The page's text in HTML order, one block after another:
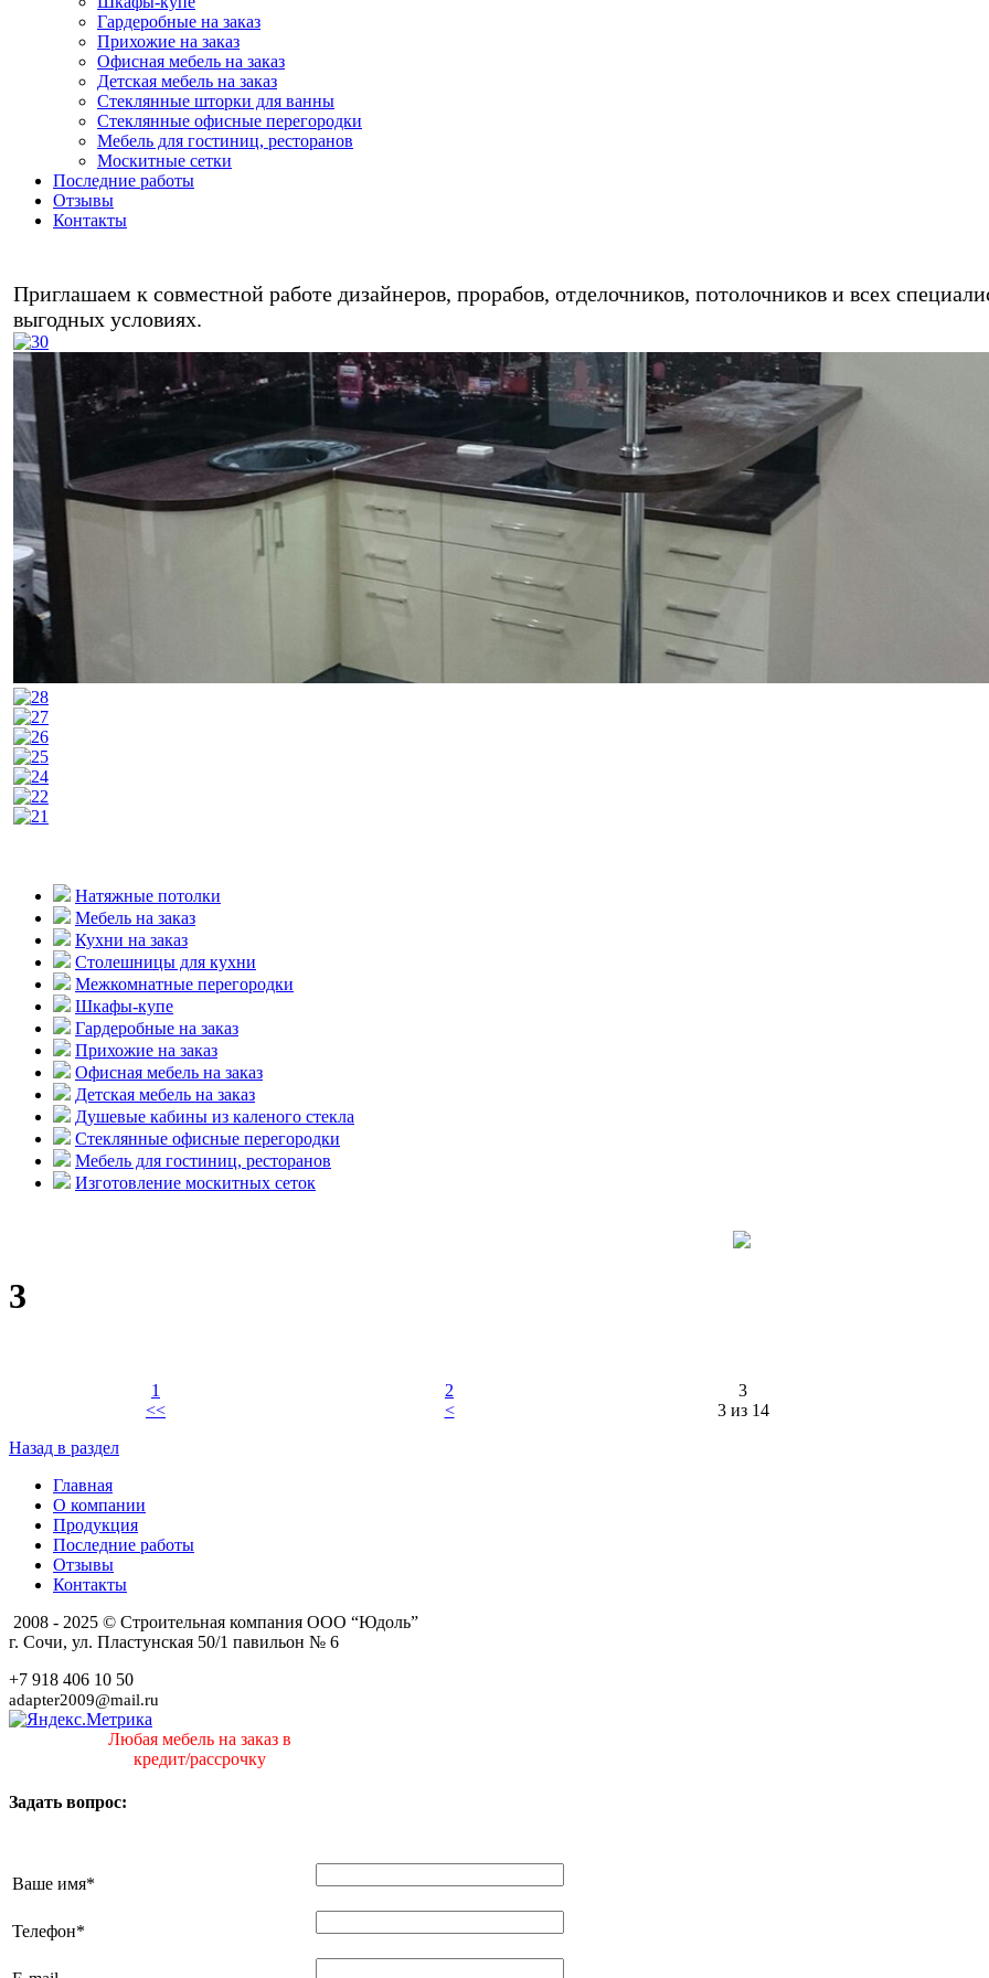
Гардеробные на заказ
Прихожие на заказ
Офисная мебель на заказ
Детская мебель на заказ
Стеклянные шторки для ванны
Стеклянные офисные перегородки
Мебель для гостиниц, ресторанов
Москитные сетки
Последние работы
Отзывы
Контакты
Приглашаем к совместной работе дизайнеров, прорабов, отделочников, потолочников и всех
выгодных условиях.
Натяжные потолки
Мебель на заказ
Кухни на заказ
Столешницы для кухни
Межкомнатные перегородки
Шкафы-купе
Гардеробные на заказ
Прихожие на заказ
Офисная мебель на заказ
Детская мебель на заказ
Душевые кабины из каленого стекла
Стеклянные офисные перегородки
Мебель для гостиниц, ресторанов
Изготовление москитных сеток
3
1 2 3
<<
< 3 из 14
Назад в раздел
Главная
О компании
Продукция
Последние работы
Отзывы
Контакты
2008 - 2025 © Строительная компания ООО “Юдоль”
г. Сочи, ул. Пластунская 50/1 павильон № 6
+7 918 406 10 50
adapter2009@mail.ru
Любая мебель на заказ в
кредит/рассрочку
Задать вопрос:
Ваше имя*
Телефон*